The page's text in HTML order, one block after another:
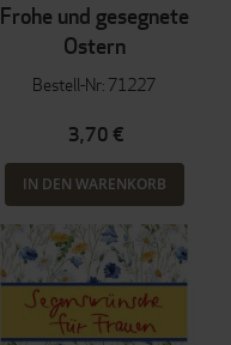
Frohe und gesegnete
Ostern
Bestell-Nr: 71227
3,70 €
IN DEN WARENKORB